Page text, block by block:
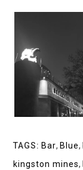
TAGS: Bar, Blue,
kingston mines,